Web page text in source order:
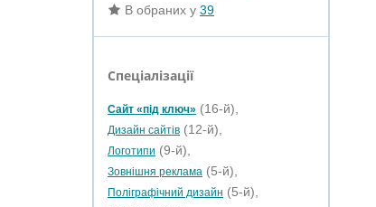
В обраних у 39
Спеціалізації
Сайт «під ключ» (16-й),
Дизайн сайтів (12-й),
Логотипи (9-й),
Зовнішня реклама (5-й),
Поліграфічний дизайн (5-й),